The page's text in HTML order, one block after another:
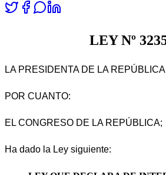
LEY Nº
LA PRESIDENTA DE LA REPÚBLICA
POR CUANTO:
EL CONGRESO DE LA REPÚBLICA;
Ha dado la Ley siguiente: